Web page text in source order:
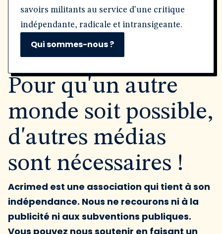
savoirs militants au service d'une critique
indépendante, radicale et intransigeante.
Qui sommes-nous ?
Pour qu'un autre
monde soit possible,
d'autres médias
sont nécessaires !
Acrimed est une association qui tient à son
indépendance. Nous ne recourons ni à la
publicité ni aux subventions publiques.
Vous pouvez nous soutenir en faisant un